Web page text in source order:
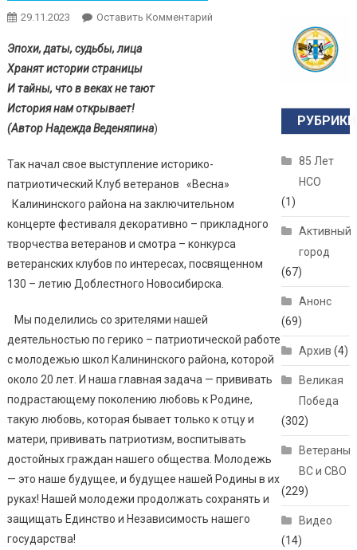
29.11.2023 Оставить Комментарий
Эпохи, даты, судьбы, лица
Хранят истории страницы
И тайны, что в веках не тают
История нам открывает!
(Автор Надежда Веденяпина)
Так начал свое выступление историко-
патриотический Клуб ветеранов «Весна»
Калининского района на заключительном
концерте фестиваля декоративно – прикладного
творчества ветеранов и смотра – конкурса
ветеранских клубов по интересах, посвященном
130 – летию Доблестного Новосибирска.
Мы поделились со зрителями нашей
деятельностью по герико – патриотической работе
с молодежью школ Калининского района, которой
около 20 лет. И наша главная задача — прививать
подрастающему поколению любовь к Родине,
такую любовь, которая бывает только к отцу и
матери, прививать патриотизм, воспитывать
достойных граждан нашего общества. Молодежь
— это наше будущее, и будущее нашей Родины в их
руках! Нашей молодежи продолжать сохранять и
защищать Единство и Независимость нашего
государства!
РУБРИКИ
85 Лет
НСО
(1)
Активный
город
(67)
Анонс
(69)
Архив (4)
Великая
Победа
(302)
Ветераны
ВС и СВО
(229)
Видео
(14)